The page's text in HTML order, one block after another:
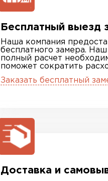
Бесплатный выезд
Наша компания
бесплатного замера.
полный расчет
поможет сократить
Заказать бесплатный
Доставка и